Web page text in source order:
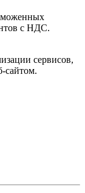
с НДС.
сервисов,
сайтом.